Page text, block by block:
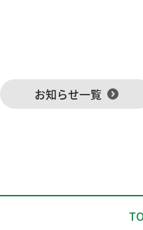
お知らせ一覧